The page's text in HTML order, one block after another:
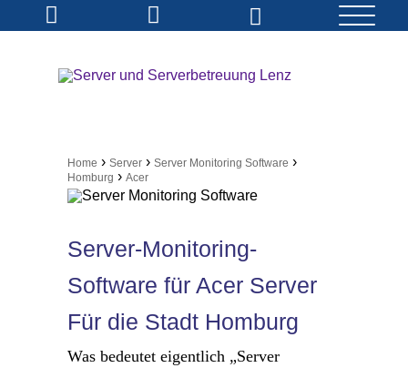
Home › Server › Server Monitoring Software ›
Homburg › Acer
Server-Monitoring-
Software für Acer Server
Für die Stadt Homburg
Was bedeutet eigentlich „Server